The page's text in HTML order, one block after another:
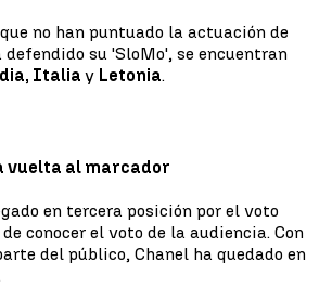
no han puntuado la actuación de
defendido su 'SloMo', se encuentran
Italia y Letonia.
vuelta al marcador
en tercera posición por el voto
conocer el voto de la audiencia. Con
del público, Chanel ha quedado en